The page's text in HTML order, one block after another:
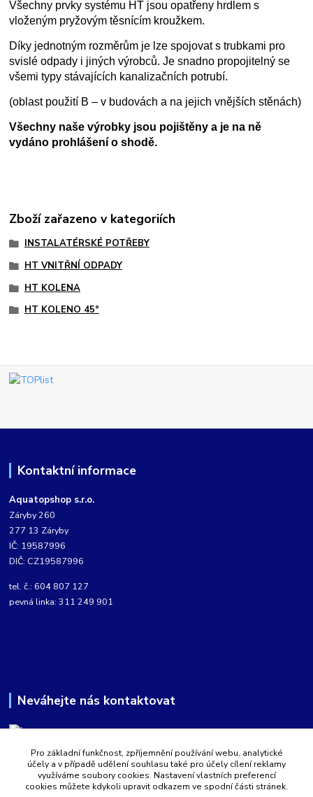
Všechny prvky systému HT jsou opatřeny hrdlem s
vloženým pryžovým těsnícím kroužkem.
Díky jednotným rozměrům je lze spojovat s trubkami pro
svislé odpady i jiných výrobců. Je snadno propojitelný se
všemi typy stávajících kanalizačních potrubí.
(oblast použití B – v budovách a na jejich vnějších stěnách)
Všechny naše výrobky jsou pojištěny a je na ně
vydáno prohlášení o shodě.
Zboží zařazeno v kategoriích
INSTALATÉRSKÉ POTŘEBY
HT VNITŘNÍ ODPADY
HT KOLENA
HT KOLENO 45°
Kontaktní informace
Aquatopshop s.r.o.
Záryby 260
277 13 Záryby
IČ: 19587996
DIČ: CZ19587996
tel. č.: 604 807 127
pevná linka: 311 249 901
Neváhejte nás kontaktovat
Martin Kabíček
8:00 - 16:00 hod.
Pro základní funkčnost, zpříjemnění používání webu, analytické
účely a v případě udělení souhlasu také pro účely cílení reklamy
využíváme soubory cookies. Nastavení vlastních preferencí
cookies můžete kdykoli upravit odkazem ve spodní části stránek.